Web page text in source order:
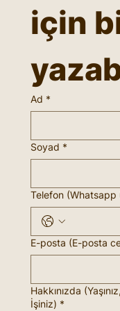
için
Ad *
Soyad *
Telefon
E-posta (E-posta
Hakkınızda
İşiniz) *